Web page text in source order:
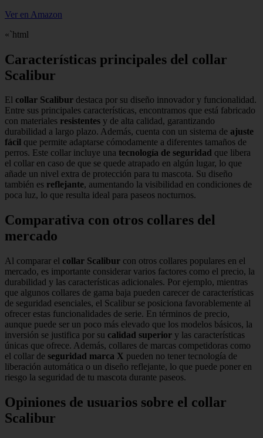
Ver en Amazon
«`html
Características principales del collar
Scalibur
El collar Scalibur destaca por su diseño innovador y funcionalidad.
Entre sus principales características, encontramos que está fabricado
con materiales resistentes y de alta calidad, garantizando
durabilidad a largo plazo. Además, cuenta con un sistema de ajuste
fácil que permite adaptarse cómodamente a diferentes tamaños de
perros. Este collar incluye una tecnología de seguridad que libera
el collar en caso de que se quede atrapado en algún lugar, lo que
añade un nivel extra de protección para tu mascota. Su diseño
también es reflejante, aumentando la visibilidad en condiciones de
poca luz, lo que resulta ideal para paseos nocturnos.
Comparativa con otros collares del
mercado
Al comparar el collar Scalibur con otros collares populares en el
mercado, es importante considerar varios factores como el precio, la
durabilidad y las características adicionales. Por ejemplo, mientras
que algunos collares de gama baja pueden carecer de características
de seguridad esenciales, el Scalibur se posiciona favorablemente al
ofrecer estas funcionalidades de serie. En términos de precio,
aunque puede ser un poco más elevado que los modelos básicos, la
inversión se justifica por su calidad superior y las características
únicas que ofrece. Además, collares de marcas competidoras como
el collar de seguridad marca X pueden no tener tecnología de
liberación automática o un diseño reflejante, lo que puede poner en
riesgo la seguridad de tu mascota durante paseos.
Opiniones de usuarios sobre el collar
Scalibur